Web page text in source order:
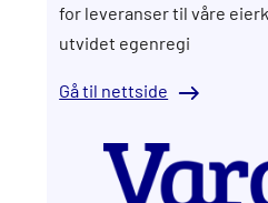
for leveranser til våre
utvidet egenregi
Gå til nettside